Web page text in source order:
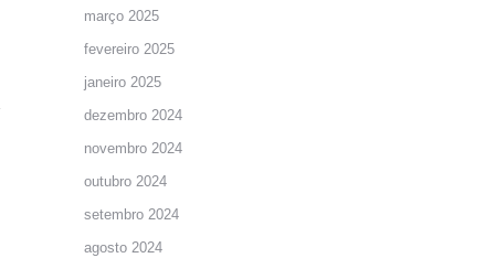
março 2025
fevereiro 2025
janeiro 2025
dezembro 2024
novembro 2024
outubro 2024
setembro 2024
agosto 2024